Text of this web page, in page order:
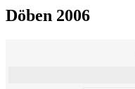
Döben 2006